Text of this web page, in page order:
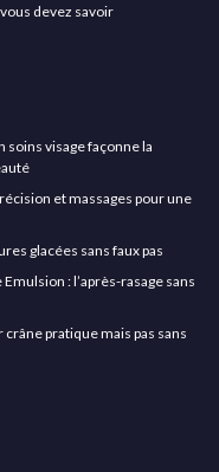
devez savoir
soins visage façonne la
et massages pour une
glacées sans faux pas
: l’après-rasage sans
crâne pratique mais pas sans